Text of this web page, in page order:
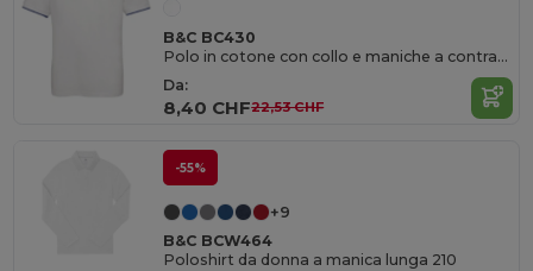
B&C BC430
Polo in cotone con collo e maniche a contrasto
Da:
8,40 CHF22,53 CHF
-55%
+9
B&C BCW464
Poloshirt da donna a manica lunga 210